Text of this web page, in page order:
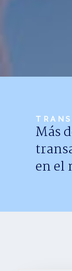
Español
Más
en el